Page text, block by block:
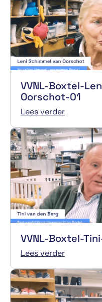
VVNL-Boxtel-
Oorschot-01
Lees verder
VVNL-Boxtel-
Lees verder